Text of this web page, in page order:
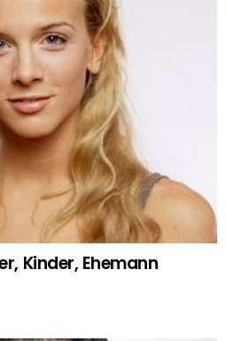
Kinder, Ehemann